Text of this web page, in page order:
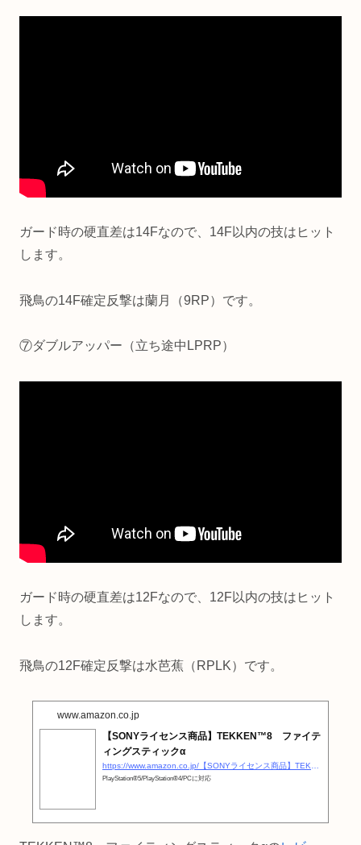
ガード時の硬直差は14Fなので、14F以内の技はヒット
します。
飛鳥の14F確定反撃は蘭月（9RP）です。
⑦ダブルアッパー（立ち途中LPRP）
ガード時の硬直差は12Fなので、12F以内の技はヒット
します。
飛鳥の12F確定反撃は水芭蕉（RPLK）です。
www.amazon.co.jp
【SONYライセンス商品】TEKKEN™8 ファイテ
ィングスティックα
PlayStation®5/PlayStation®4/PCに対応